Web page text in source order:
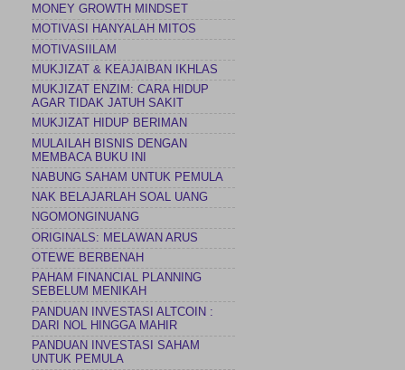
MONEY GROWTH MINDSET
MOTIVASI HANYALAH MITOS
MOTIVASIILAM
MUKJIZAT & KEAJAIBAN IKHLAS
MUKJIZAT ENZIM: CARA HIDUP
AGAR TIDAK JATUH SAKIT
MUKJIZAT HIDUP BERIMAN
MULAILAH BISNIS DENGAN
MEMBACA BUKU INI
NABUNG SAHAM UNTUK PEMULA
NAK BELAJARLAH SOAL UANG
NGOMONGINUANG
ORIGINALS: MELAWAN ARUS
OTEWE BERBENAH
PAHAM FINANCIAL PLANNING
SEBELUM MENIKAH
PANDUAN INVESTASI ALTCOIN :
DARI NOL HINGGA MAHIR
PANDUAN INVESTASI SAHAM
UNTUK PEMULA